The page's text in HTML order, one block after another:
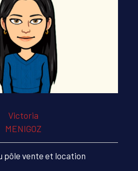
Victoria
MENIGOZ
pôle vente et location